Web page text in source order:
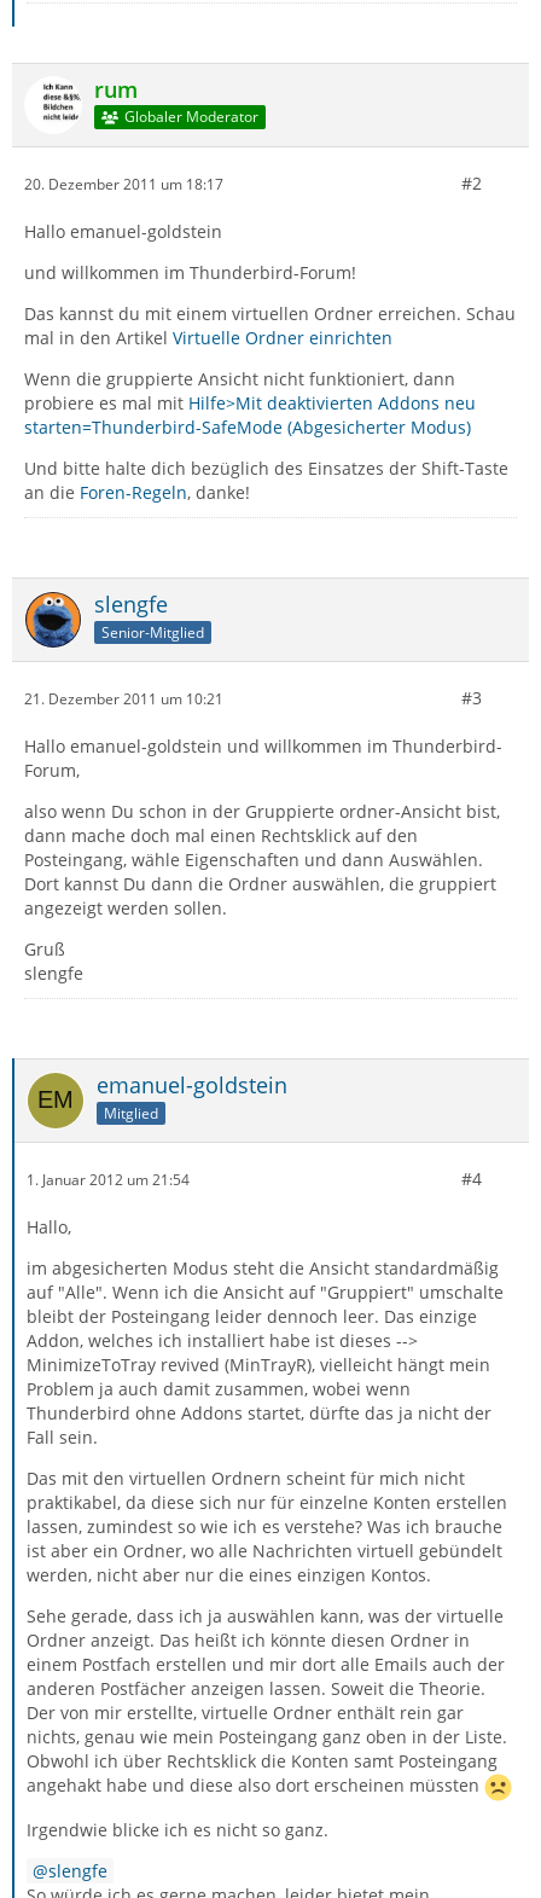
rum
Globaler Moderator
20. Dezember 2011 um 18:17 #2
Hallo emanuel-goldstein
und willkommen im Thunderbird-Forum!
Das kannst du mit einem virtuellen Ordner erreichen. Schau
mal in den Artikel Virtuelle Ordner einrichten
Wenn die gruppierte Ansicht nicht funktioniert, dann
probiere es mal mit Hilfe>Mit deaktivierten Addons neu
starten=Thunderbird-SafeMode (Abgesicherter Modus)
Und bitte halte dich bezüglich des Einsatzes der Shift-Taste
an die Foren-Regeln, danke!
slengfe
Senior-Mitglied
21. Dezember 2011 um 10:21 #3
Hallo emanuel-goldstein und willkommen im Thunderbird-
Forum,
also wenn Du schon in der Gruppierte ordner-Ansicht bist,
dann mache doch mal einen Rechtsklick auf den
Posteingang, wähle Eigenschaften und dann Auswählen.
Dort kannst Du dann die Ordner auswählen, die gruppiert
angezeigt werden sollen.
Gruß
slengfe
emanuel-goldstein
Mitglied
1. Januar 2012 um 21:54 #4
Hallo,
im abgesicherten Modus steht die Ansicht standardmäßig
auf "Alle". Wenn ich die Ansicht auf "Gruppiert" umschalte
bleibt der Posteingang leider dennoch leer. Das einzige
Addon, welches ich installiert habe ist dieses -->
MinimizeToTray revived (MinTrayR), vielleicht hängt mein
Problem ja auch damit zusammen, wobei wenn
Thunderbird ohne Addons startet, dürfte das ja nicht der
Fall sein.
Das mit den virtuellen Ordnern scheint für mich nicht
praktikabel, da diese sich nur für einzelne Konten erstellen
lassen, zumindest so wie ich es verstehe? Was ich brauche
ist aber ein Ordner, wo alle Nachrichten virtuell gebündelt
werden, nicht aber nur die eines einzigen Kontos.
Sehe gerade, dass ich ja auswählen kann, was der virtuelle
Ordner anzeigt. Das heißt ich könnte diesen Ordner in
einem Postfach erstellen und mir dort alle Emails auch der
anderen Postfächer anzeigen lassen. Soweit die Theorie.
Der von mir erstellte, virtuelle Ordner enthält rein gar
nichts, genau wie mein Posteingang ganz oben in der Liste.
Obwohl ich über Rechtsklick die Konten samt Posteingang
angehakt habe und diese also dort erscheinen müssten
Irgendwie blicke ich es nicht so ganz.
slengfe